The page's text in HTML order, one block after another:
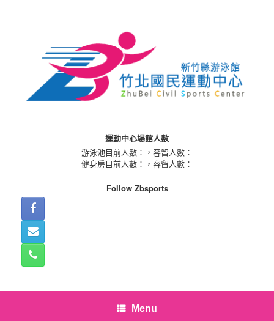
運動中心場館人數
游泳池目前人數：
，容留人數：
健身房目前人數：
，容留人數：
Follow Zbsports
Menu